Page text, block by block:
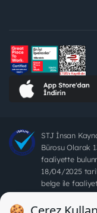
STJ İnsan
Bürosu Olarak
faaliyette
18/04/2025
belge ile
arayanlardan